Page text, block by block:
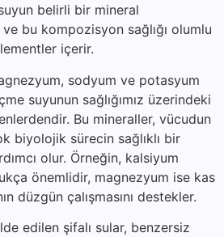
belirli bir mineral
bu kompozisyon sağlığı olumlu
içerir.
sodyum ve potasyum
suyunun sağlığımız üzerindeki
Bu mineraller, vücudun
biyolojik sürecin sağlıklı bir
olur. Örneğin, kalsiyum
önemlidir, magnezyum ise kas
düzgün çalışmasını destekler.
edilen şifalı sular, benzersiz